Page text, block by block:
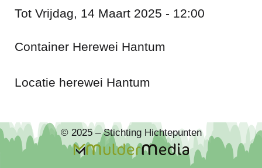
Tot Vrijdag, 14 Maart 2025 - 12:00
Container Herewei Hantum
Locatie herewei Hantum
© 2025 – Stichting Hichtepunten